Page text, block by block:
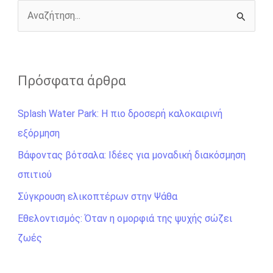
r
ζ
τ
η
σ
η
γ
ι
α
Πρόσφατα άρθρα
Splash Water Park: Η πιο δροσερή καλοκαιρινή
εξόρμηση
Βάφοντας βότσαλα: Ιδέες για μοναδική διακόσμηση
σπιτιού
Σύγκρουση ελικοπτέρων στην Ψάθα
Εθελοντισμός: Όταν η ομορφιά της ψυχής σώζει
ζωές